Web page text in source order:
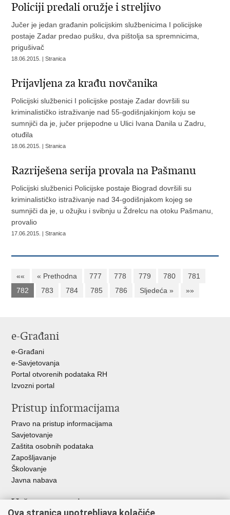
Policiji predali oružje i streljivo
Jučer je jedan građanin policijskim službenicima I policijske
postaje Zadar predao pušku, dva pištolja sa spremnicima,
prigušivač
18.06.2015. | Stranica
Prijavljena za krađu novčanika
Policijski službenici I policijske postaje Zadar dovršili su
kriminalističko istraživanje nad 55-godišnjakinjom koju se
sumnjiči da je, jučer prijepodne u Ulici Ivana Danila u Zadru,
otuđila
18.06.2015. | Stranica
Razriješena serija provala na Pašmanu
Policijski službenici Policijske postaje Biograd dovršili su
kriminalističko istraživanje nad 34-godišnjakom kojeg se
sumnjiči da je, u ožujku i svibnju u Ždrelcu na otoku Pašmanu,
provalio
17.06.2015. | Stranica
«« « Prethodna 777 778 779 780
781
782
783 784 785 786 Sljedeća » »»
e-Građani
e-Građani
e-Savjetovanja
Portal otvorenih podataka RH
Izvozni portal
Pristup informacijama
Pravo na pristup informacijama
Savjetovanje
Zaštita osobnih podataka
Zapošljavanje
Školovanje
Javna nabava
Važne poveznice
Ova stranica upotrebljava kolačiće